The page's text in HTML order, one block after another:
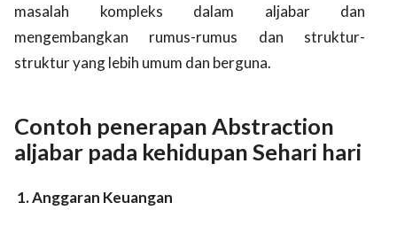
masalah kompleks dalam aljabar dan
mengembangkan rumus-rumus dan struktur-
struktur yang lebih umum dan berguna.
Contoh penerapan Abstraction
aljabar pada kehidupan Sehari hari
1. Anggaran Keuangan